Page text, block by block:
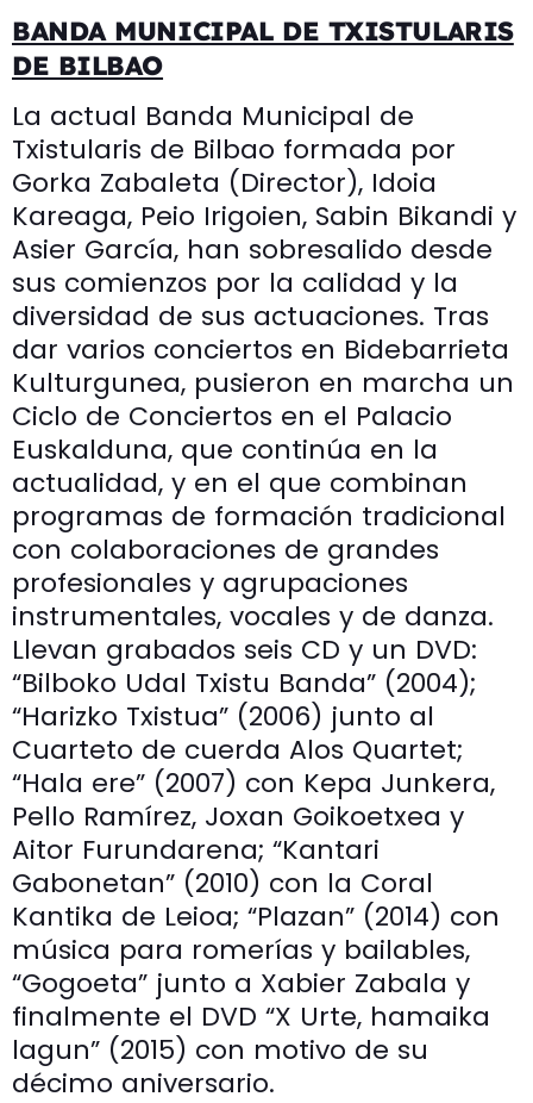
BANDA MUNICIPAL DE TXISTULARIS
DE BILBAO
La actual Banda Municipal de
Txistularis de Bilbao formada por
Gorka Zabaleta (Director), Idoia
Kareaga, Peio Irigoien, Sabin Bikandi y
Asier García, han sobresalido desde
sus comienzos por la calidad y la
diversidad de sus actuaciones. Tras
dar varios conciertos en Bidebarrieta
Kulturgunea, pusieron en marcha un
Ciclo de Conciertos en el Palacio
Euskalduna, que continúa en la
actualidad, y en el que combinan
programas de formación tradicional
con colaboraciones de grandes
profesionales y agrupaciones
instrumentales, vocales y de danza.
Llevan grabados seis CD y un DVD:
“Bilboko Udal Txistu Banda” (2004);
“Harizko Txistua” (2006) junto al
Cuarteto de cuerda Alos Quartet;
“Hala ere” (2007) con Kepa Junkera,
Pello Ramírez, Joxan Goikoetxea y
Aitor Furundarena; “Kantari
Gabonetan” (2010) con la Coral
Kantika de Leioa; “Plazan” (2014) con
música para romerías y bailables,
“Gogoeta” junto a Xabier Zabala y
finalmente el DVD “X Urte, hamaika
lagun” (2015) con motivo de su
décimo aniversario.